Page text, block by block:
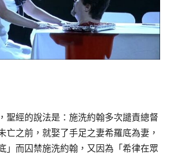
聖經的說法是：施洗約翰多次譴責總督
亡之前，就娶了手足之妻希羅底為妻，
」而囚禁施洗約翰，又因為「希律在眾